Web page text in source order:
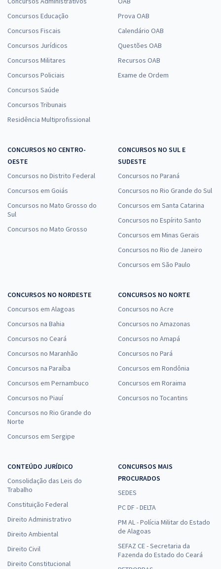
Concursos Educação
Concursos Fiscais
Concursos Jurídicos
Concursos Militares
Concursos Policiais
Concursos Saúde
Concursos Tribunais
Residência Multiprofissional
Prova OAB
Calendário OAB
Questões OAB
Recursos OAB
Exame de Ordem
CONCURSOS NO CENTRO-
OESTE
Concursos no Distrito Federal
Concursos em Goiás
Concursos no Mato Grosso do
Sul
Concursos no Mato Grosso
CONCURSOS NO SUL E
SUDESTE
Concursos no Paraná
Concursos no Rio Grande do Sul
Concursos em Santa Catarina
Concursos no Espírito Santo
Concursos em Minas Gerais
Concursos no Rio de Janeiro
Concursos em São Paulo
CONCURSOS NO NORDESTE
Concursos em Alagoas
Concursos na Bahia
Concursos no Ceará
Concursos no Maranhão
Concursos na Paraíba
Concursos em Pernambuco
Concursos no Piauí
Concursos no Rio Grande do
Norte
Concursos em Sergipe
CONCURSOS NO NORTE
Concursos no Acre
Concursos no Amazonas
Concursos no Amapá
Concursos no Pará
Concursos em Rondônia
Concursos em Roraima
Concursos no Tocantins
CONTEÚDO JURÍDICO
Consolidação das Leis do
Trabalho
Constituição Federal
Direito Administrativo
Direito Ambiental
Direito Civil
Direito Constitucional
CONCURSOS MAIS
PROCURADOS
SEDES
PC DF - DELTA
PM AL - Polícia Militar do Estado
de Alagoas
SEFAZ CE - Secretaria da
Fazenda do Estado do Ceará